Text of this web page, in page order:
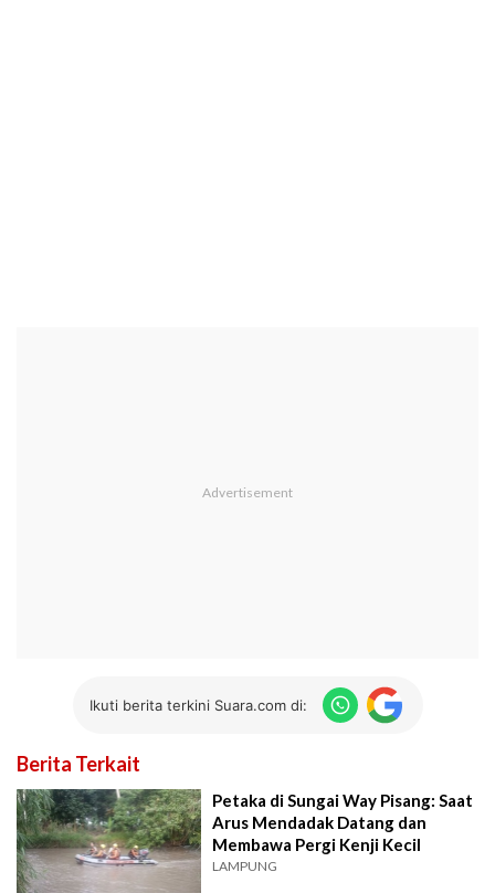
Ikuti berita terkini Suara.com di:
Berita Terkait
Petaka di Sungai Way Pisang: Saat
Arus Mendadak Datang dan
Membawa Pergi Kenji Kecil
LAMPUNG